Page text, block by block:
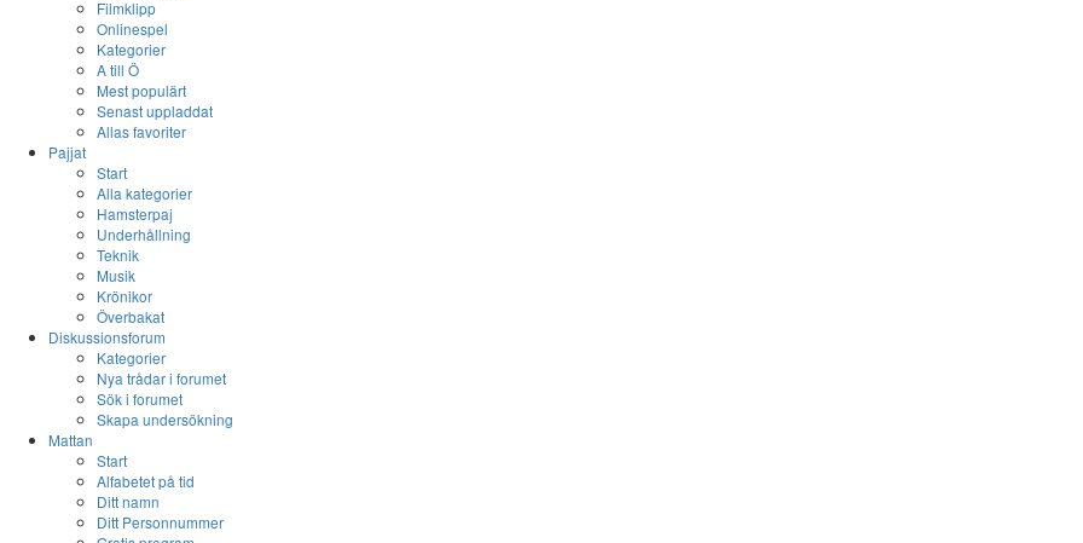
Filmklipp
Onlinespel
Kategorier
A till Ö
Mest populärt
Senast uppladdat
Allas favoriter
Pajjat
Start
Alla kategorier
Hamsterpaj
Underhållning
Teknik
Musik
Krönikor
Överbakat
Diskussionsforum
Kategorier
Nya trådar i forumet
Sök i forumet
Skapa undersökning
Mattan
Start
Alfabetet på tid
Ditt namn
Ditt Personnummer